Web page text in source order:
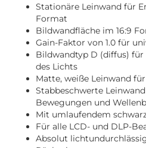
Stationäre Leinwand für
Format
Bildwandfläche im 16:9
Gain-Faktor von 1.0 für
Bildwandtyp D (diffus)
des Lichts
Matte, weiße Leinwand
Stabbeschwerte
Bewegungen und
Mit umlaufendem
Für alle LCD- und DLP-
Absolut